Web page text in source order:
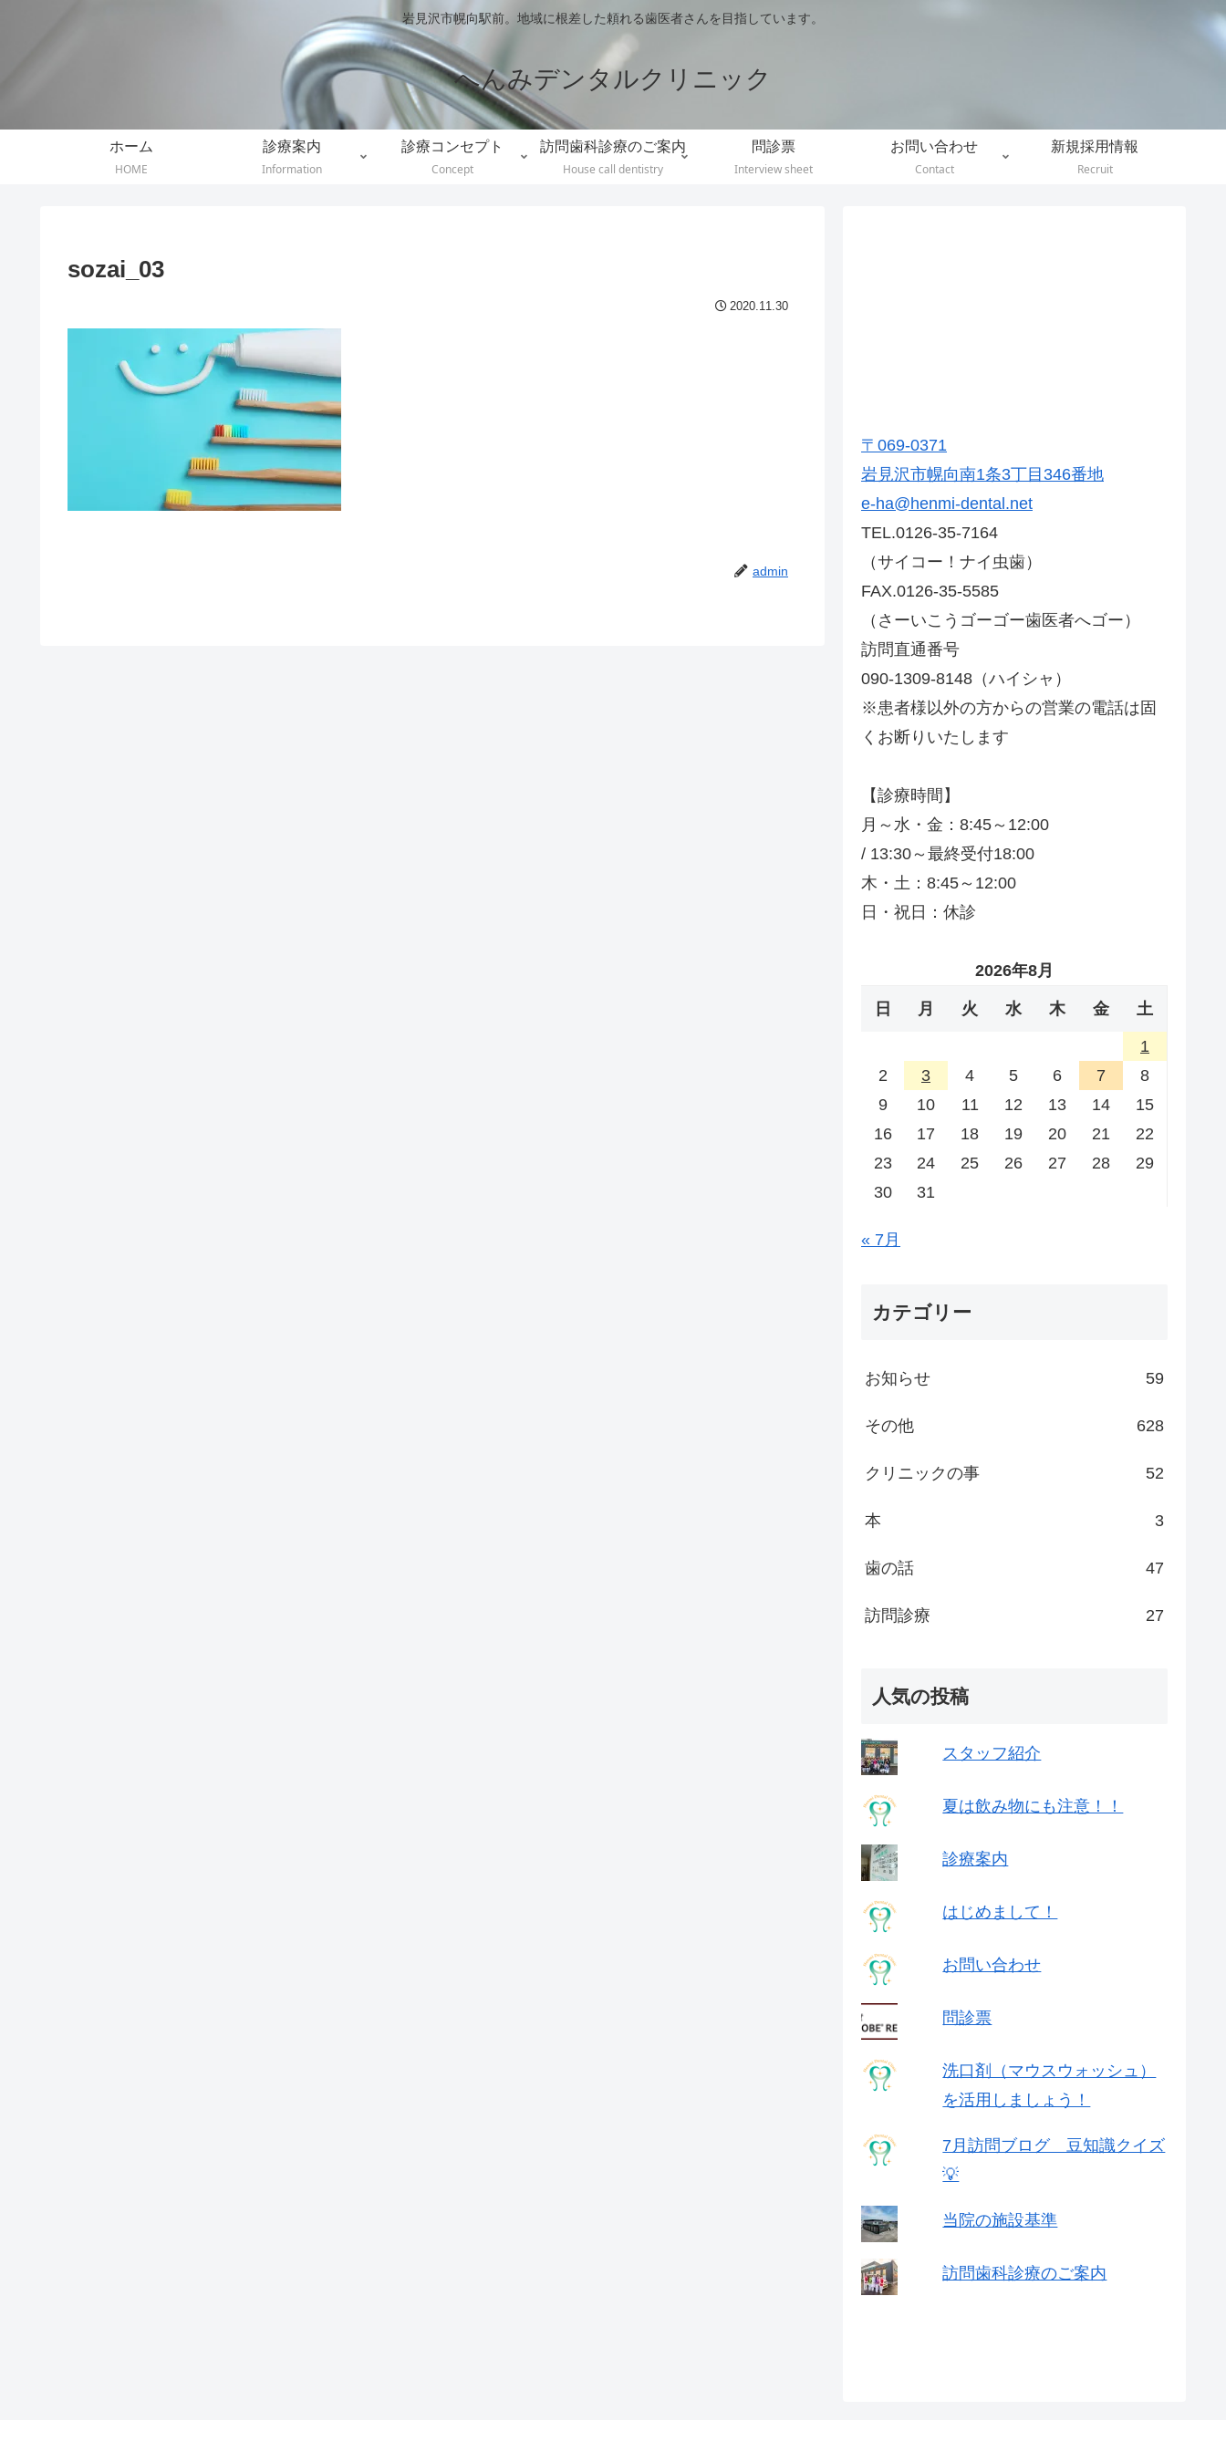
岩見沢市幌向駅前。地域に根差した頼れる歯医者さんを目指しています。
へんみデンタルクリニック
ホーム
HOME
診療案内
Information
診療コンセプト
Concept
訪問歯科診療のご案内
House call dentistry
問診票
Interview sheet
お問い合わせ
Contact
新規採用情報
Recruit
sozai_03
2020.11.30
admin
〒069-0371
岩見沢市幌向南1条3丁目346番地
e-ha@henmi-dental.net
TEL.0126-35-7164
（サイコー！ナイ虫歯）
FAX.0126-35-5585
（さーいこうゴーゴー歯医者へゴー）
訪問直通番号
090-1309-8148（ハイシャ）
※患者様以外の方からの営業の電話は固
くお断りいたします
【診療時間】
月～水・金：8:45～12:00
/ 13:30～最終受付18:00
木・土：8:45～12:00
日・祝日：休診
2026年8月
日 月 火 水 木 金 土
1
2
3 4 5 6 7
8
9
10 11 12 13 14
15
16
17 18 19 20 21
22
23
24 25 26 27 28
29
30
31
« 7月
カテゴリー
お知らせ 59
その他 628
クリニックの事 52
本 3
歯の話 47
訪問診療 27
人気の投稿
スタッフ紹介
夏は飲み物にも注意！！
診療案内
はじめまして！
お問い合わせ
問診票
洗口剤（マウスウォッシュ）
を活用しましょう！
7月訪問ブログ 豆知識クイズ
💡
当院の施設基準
訪問歯科診療のご案内